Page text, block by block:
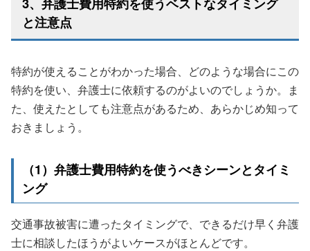
と注意点
特約が使えることがわかった場合、どのような場合にこの
特約を使い、弁護士に依頼するのがよいのでしょうか。ま
た、使えたとしても注意点があるため、あらかじめ知って
おきましょう。
（1）弁護士費用特約を使うべきシーンとタイミ
ング
交通事故被害に遭ったタイミングで、できるだけ早く弁護
士に相談したほうがよいケースがほとんどです。